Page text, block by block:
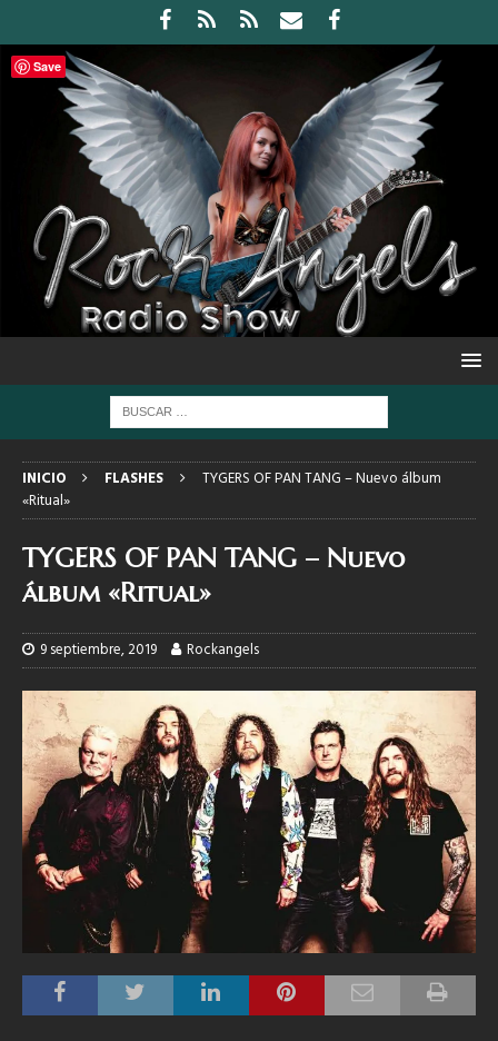
INICIO FLASHES
TYGERS OF PAN TANG – Nuevo álbum
«Ritual»
TYGERS OF PAN TANG – Nuevo
álbum «Ritual»
9 septiembre, 2019 Rockangels
Save